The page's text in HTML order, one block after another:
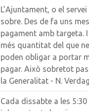
L’Ajuntament, o el
sobre. Des de fa uns
pagament amb targeta.
més quantitat del que
poden obligar a portar
pagar. Això sobretot
la Generalitat - N.
Cada dissabte a les